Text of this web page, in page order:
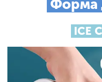
Форма
ICE